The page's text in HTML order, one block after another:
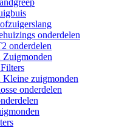
onderdelen
onderdelen
zuigmonden
onderdelen